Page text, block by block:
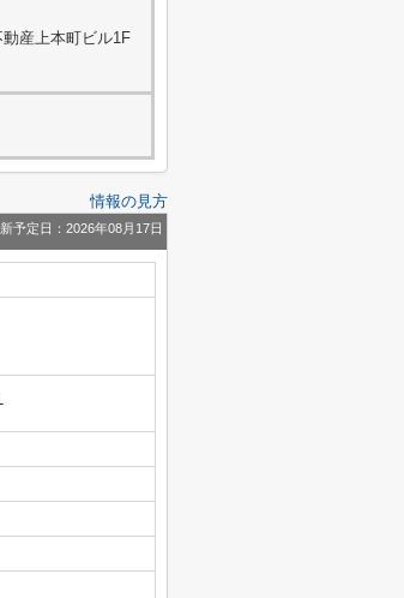
産上本町ビル1F
情報の見方
予定日：2026年08月17日